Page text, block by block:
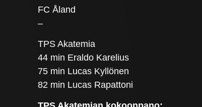
FC Åland
–
TPS Akatemia
44 min Eraldo Karelius
75 min Lucas Kyllönen
82 min Lucas Rapattoni